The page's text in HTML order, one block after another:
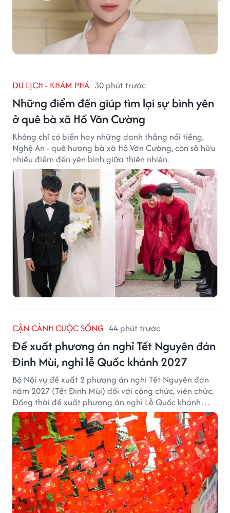
DU LỊCH - KHÁM PHÁ 30 phút trước
Những điểm đến giúp tìm lại sự bình yên
ở quê bà xã Hồ Văn Cường
Không chỉ có biển hay những danh thắng nổi tiếng,
Nghệ An - quê hương bà xã Hồ Văn Cường, còn sở hữu
nhiều điểm đến yên bình giữa thiên nhiên.
CẬN CẢNH CUỘC SỐNG 44 phút trước
Đề xuất phương án nghỉ Tết Nguyên đán
Đinh Mùi, nghỉ lễ Quốc khánh 2027
Bộ Nội vụ đề xuất 2 phương án nghỉ Tết Nguyên đán
năm 2027 (Tết Đinh Mùi) đối với công chức, viên chức.
Đồng thời đề xuất phương án nghỉ Lễ Quốc khánh
năm 2027 với 4 ngày nghỉ liên tục.